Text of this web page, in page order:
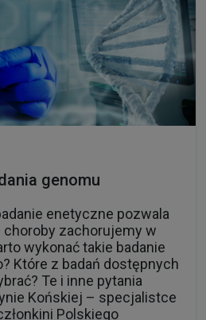
genomu
zachorujemy w
Które z badań dostępnych
Te i inne pytania
Końskiej – specjalistce
Polskiego
Człowieka (PTGC) oraz
Genetyki Człowieka